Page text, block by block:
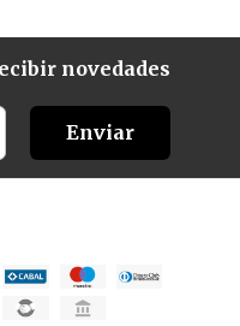
novedades
Enviar